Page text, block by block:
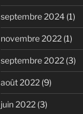
septembre 2024(1)
novembre 2022(1)
septembre 2022(3)
août 2022(9)
juin 2022(3)